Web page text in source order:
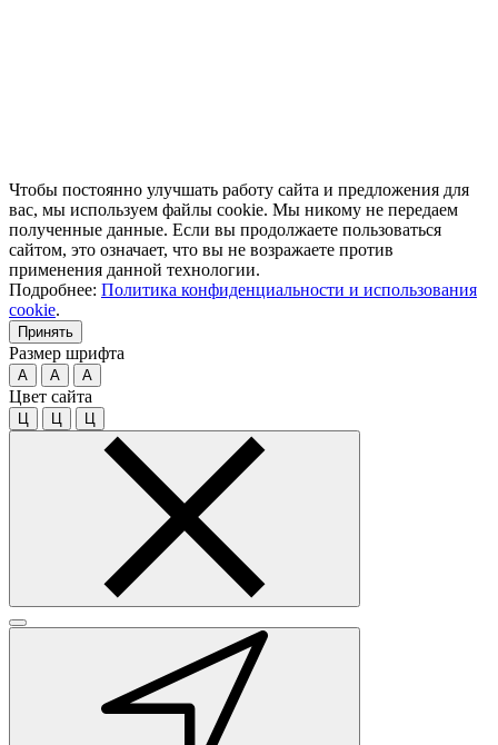
Чтобы постоянно улучшать работу сайта и предложения для
вас, мы используем файлы cookie. Мы никому не передаем
полученные данные. Если вы продолжаете пользоваться
сайтом, это означает, что вы не возражаете против
применения данной технологии.
Подробнее: Политика конфиденциальности и использования
cookie.
Принять
Размер шрифта
A A A
Цвет сайта
Ц Ц Ц